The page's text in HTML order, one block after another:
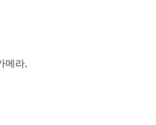
메라,